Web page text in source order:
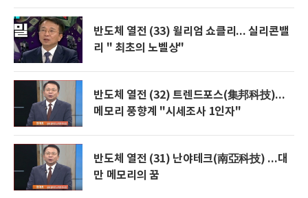
반도체 열전 (33) 윌리엄 쇼클리... 실리콘밸
리 " 최초의 노벨상"
반도체 열전 (32) 트렌드포스(集邦科技)...
메모리 풍향계 "시세조사 1인자"
반도체 열전 (31) 난야테크(南亞科技) ...대
만 메모리의 꿈